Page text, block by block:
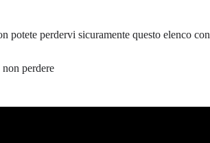
potete perdervi sicuramente questo elenco con
perdere